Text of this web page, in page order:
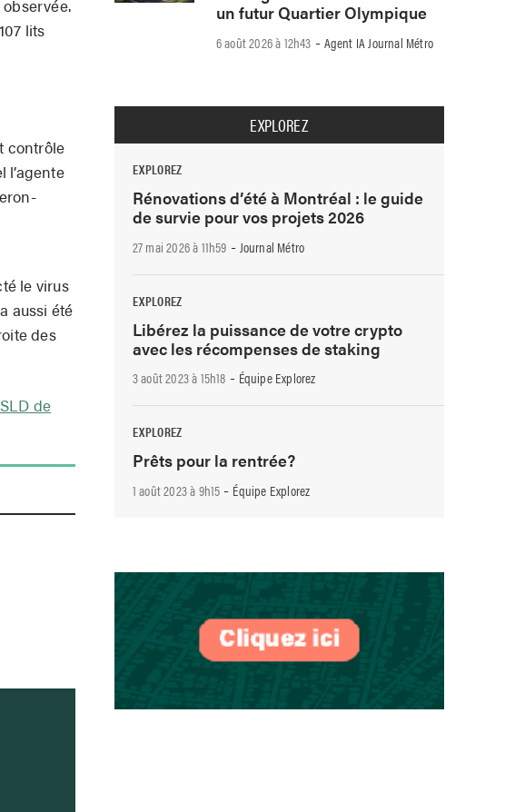
lits
contrôle
l’agente
le virus
aussi été
des
de
un futur Quartier Olympique
6 août 2026 à 12h43 -Agent IA Journal Métro
EXPLOREZ
EXPLOREZ
Rénovations d’été à Montréal : le guide
de survie pour vos projets 2026
27 mai 2026 à 11h59 - Journal Métro
EXPLOREZ
Libérez la puissance de votre crypto
avec les récompenses de staking
3 août 2023 à 15h18 - Équipe Explorez
EXPLOREZ
Prêts pour la rentrée?
1 août 2023 à 9h15 - Équipe Explorez